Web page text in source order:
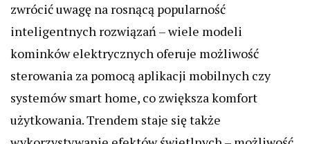
zwrócić uwagę na rosnącą popularność
inteligentnych rozwiązań – wiele modeli
kominków elektrycznych oferuje możliwość
sterowania za pomocą aplikacji mobilnych czy
systemów smart home, co zwiększa komfort
użytkowania. Trendem staje się także